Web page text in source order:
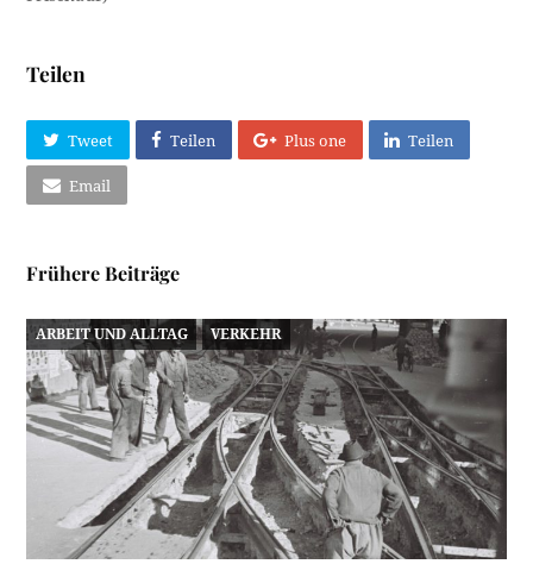
Teilen
Tweet Teilen Plus one Teilen
Email
Frühere Beiträge
ARBEIT UND ALLTAG VERKEHR